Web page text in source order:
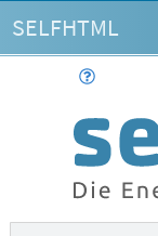
SELFHTML